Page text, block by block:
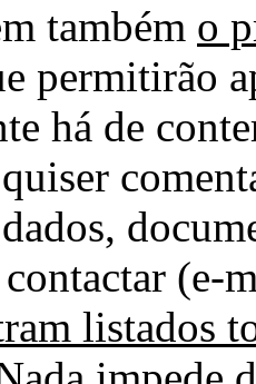
também o
permitirão
há de
(e-
listados